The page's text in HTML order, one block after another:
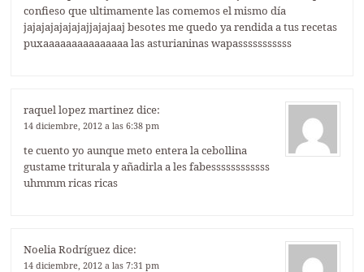
confieso que ultimamente las comemos el mismo día
jajajajajajajajjajajaaj besotes me quedo ya rendida a tus recetas
puxaaaaaaaaaaaaaaa las asturianinas wapasssssssssss
raquel lopez martinez dice:
14 diciembre, 2012 a las 6:38 pm
te cuento yo aunque meto entera la cebollina
gustame triturala y añadirla a les fabessssssssssss
uhmmm ricas ricas
Noelia Rodríguez dice:
14 diciembre, 2012 a las 7:31 pm